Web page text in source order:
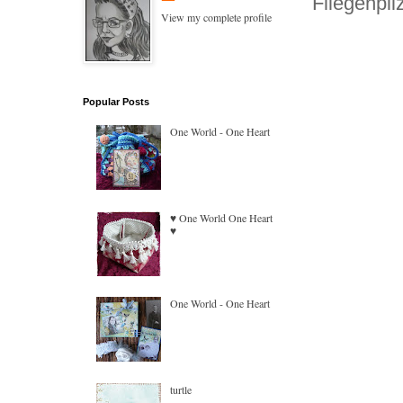
View my complete profile
Popular Posts
One World - One Heart
♥ One World One Heart
♥
One World - One Heart
turtle